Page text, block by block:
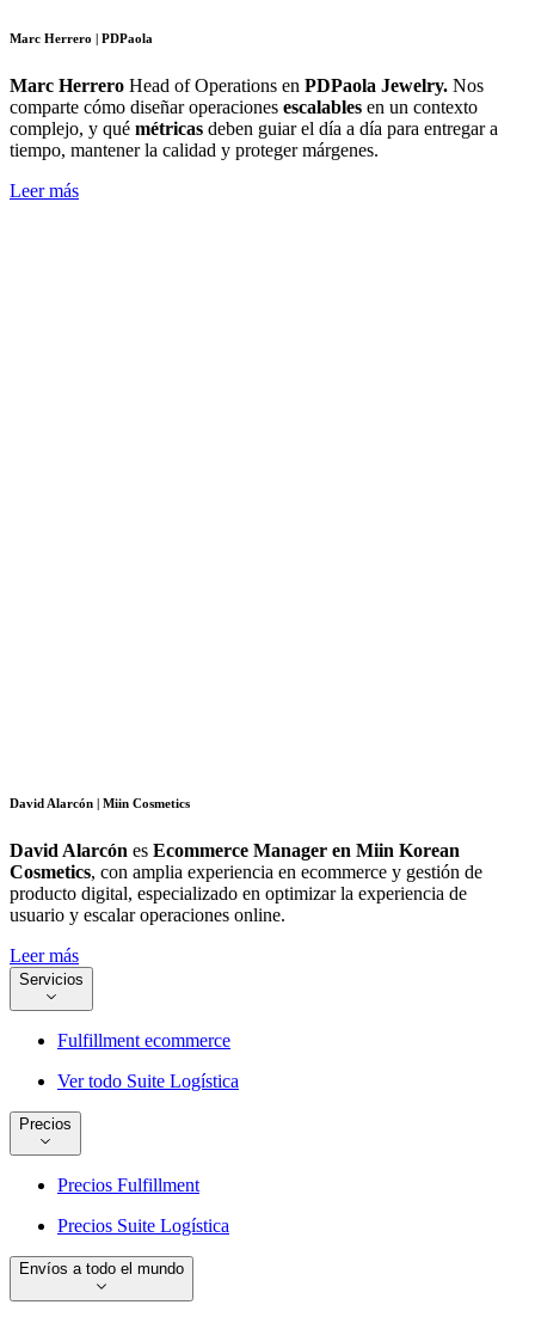
Marc Herrero | PDPaola
Marc Herrero Head of Operations en PDPaola Jewelry. Nos
comparte cómo diseñar operaciones escalables en un contexto
complejo, y qué métricas deben guiar el día a día para entregar a
tiempo, mantener la calidad y proteger márgenes.
Leer más
David Alarcón | Miin Cosmetics
David Alarcón es Ecommerce Manager en Miin Korean
Cosmetics, con amplia experiencia en ecommerce y gestión de
producto digital, especializado en optimizar la experiencia de
usuario y escalar operaciones online.
Leer más
Servicios
Fulfillment ecommerce
Ver todo Suite Logística
Precios
Precios Fulfillment
Precios Suite Logística
Envíos a todo el mundo